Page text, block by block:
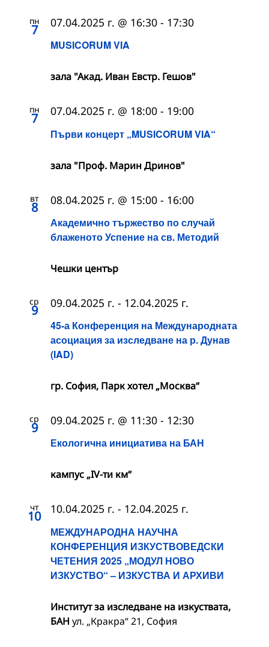
пн
7
MUSICORUM VIA
07.04.2025 г. @ 16:30 - 17:30
зала "Акад. Иван Евстр. Гешов"
пн
7
Първи концерт „MUSICORUM VIA“
07.04.2025 г. @ 18:00 - 19:00
зала "Проф. Марин Дринов"
вт
8
Академично тържество по случай
блаженото Успение на св. Методий
08.04.2025 г. @ 15:00 - 16:00
Чешки център
ср
9
45-а Конференция на Международната
асоциация за изследване на р. Дунав
(IAD)
09.04.2025 г. - 12.04.2025 г.
гр. София, Парк хотел „Москва“
ср
9
Екологична инициатива на БАН
09.04.2025 г. @ 11:30 - 12:30
кампус „IV-ти км“
чт
10
МЕЖДУНАРОДНА НАУЧНА
КОНФЕРЕНЦИЯ ИЗКУСТВОВЕДСКИ
ЧЕТЕНИЯ 2025 „МОДУЛ НОВО
ИЗКУСТВО“ – ИЗКУСТВА И АРХИВИ
10.04.2025 г. - 12.04.2025 г.
Институт за изследване на изкуствата,
БАН ул. „Кракра“ 21, София